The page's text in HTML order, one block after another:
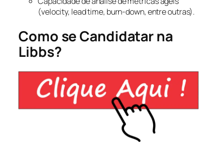
(velocity, lead time, burn-down, entre outras).
Como se Candidatar na
Libbs?